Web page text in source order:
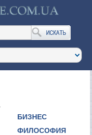
БИЗНЕС
ФИЛОСОФИЯ